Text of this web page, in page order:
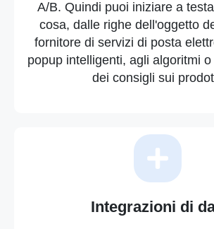
A/B. Quindi puoi iniziare a
cosa, dalle righe dell'oggetto
fornitore di servizi di posta
popup intelligenti, agli algoritmi
dei consigli sui
Integrazioni di